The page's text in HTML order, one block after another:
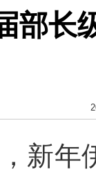
部长
新年